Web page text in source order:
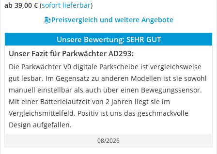
ab 39,00 € ( Sofort lieferbar)
Preisvergleich und weitere Angebote
Unsere Bewertung: SEHR GUT
Unser Fazit für Parkwächter ‎AD293:
Die Parkwächter V0 digitale Parkscheibe ist vergleichsweise
gut lesbar. Im Gegensatz zu anderen Modellen ist sie sowohl
manuell einstellbar als auch über einen Bewegungssensor.
Mit einer Batterielaufzeit von 2 Jahren liegt sie im
Vergleichsmittelfeld. Positiv ist uns das geschmackvolle
Design aufgefallen.
08/2026